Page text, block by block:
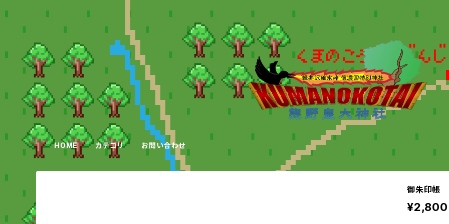
HOME カテゴリ お問い合わせ
御朱印帳
¥2,800